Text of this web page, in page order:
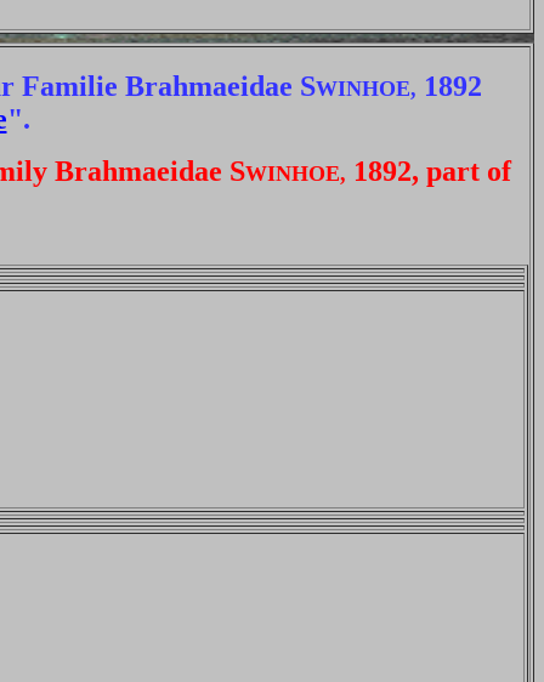
Familie Brahmaeidae SWINHOE, 1892
".
Brahmaeidae SWINHOE, 1892, part of